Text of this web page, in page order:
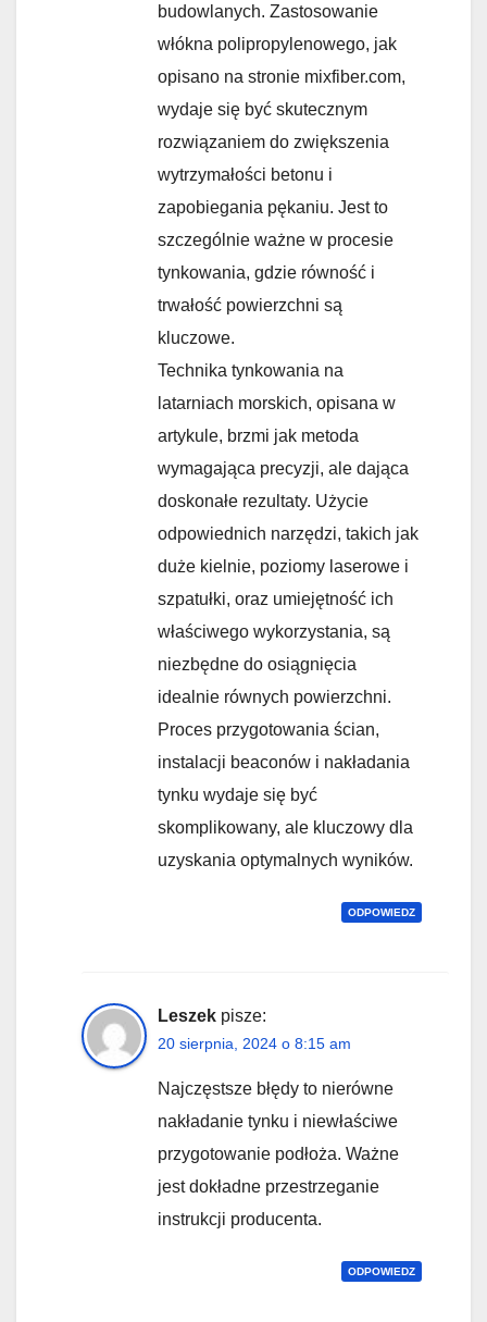
budowlanych. Zastosowanie
włókna polipropylenowego, jak
opisano na stronie mixfiber.com,
wydaje się być skutecznym
rozwiązaniem do zwiększenia
wytrzymałości betonu i
zapobiegania pękaniu. Jest to
szczególnie ważne w procesie
tynkowania, gdzie równość i
trwałość powierzchni są
kluczowe.
Technika tynkowania na
latarniach morskich, opisana w
artykule, brzmi jak metoda
wymagająca precyzji, ale dająca
doskonałe rezultaty. Użycie
odpowiednich narzędzi, takich jak
duże kielnie, poziomy laserowe i
szpatułki, oraz umiejętność ich
właściwego wykorzystania, są
niezbędne do osiągnięcia
idealnie równych powierzchni.
Proces przygotowania ścian,
instalacji beaconów i nakładania
tynku wydaje się być
skomplikowany, ale kluczowy dla
uzyskania optymalnych wyników.
ODPOWIEDZ
Leszek pisze:
20 sierpnia, 2024 o 8:15 am
Najczęstsze błędy to nierówne
nakładanie tynku i niewłaściwe
przygotowanie podłoża. Ważne
jest dokładne przestrzeganie
instrukcji producenta.
ODPOWIEDZ